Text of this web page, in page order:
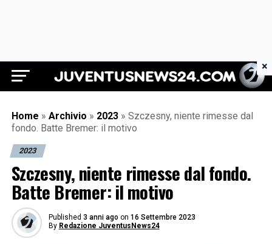
Juventus News 24
Home » Archivio » 2023 » Szczesny, niente rimesse dal
fondo. Batte Bremer: il motivo
2023
Szczesny, niente rimesse dal fondo.
Batte Bremer: il motivo
Published 3 anni ago on 16 Settembre 2023
By Redazione JuventusNews24
×